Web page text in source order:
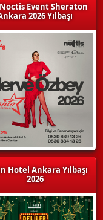
Event Sheraton
2026 Yılbaşı
Hotel Ankara Yılbaşı
2026